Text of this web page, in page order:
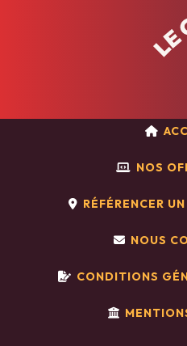
NOS
RÉFÉRENCER
NOUS
CONDITIONS